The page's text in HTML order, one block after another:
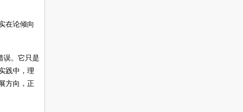
在论倾向
误。它只是
践中，理
方向，正